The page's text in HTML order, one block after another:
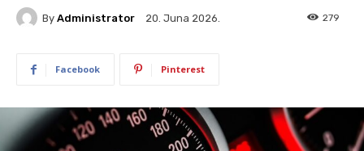
By Administrator 20. Juna 2026. 279
Facebook Pinterest